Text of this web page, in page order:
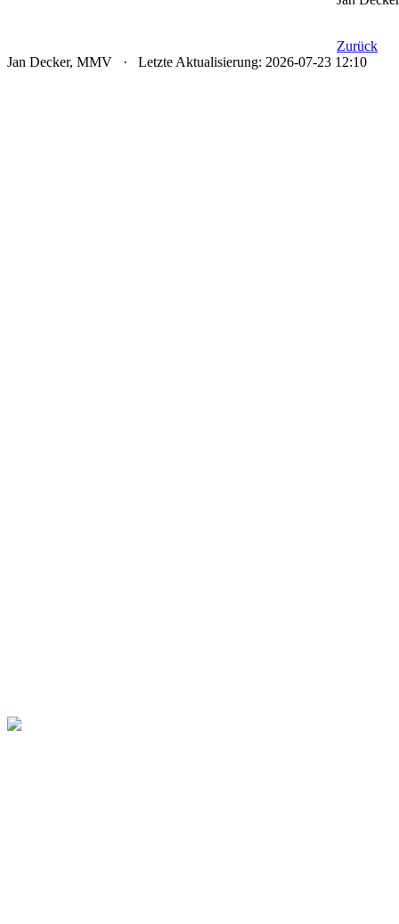
Zurück
Jan Decker, MMV · Letzte Aktualisierung: 2026-07-23 12:10